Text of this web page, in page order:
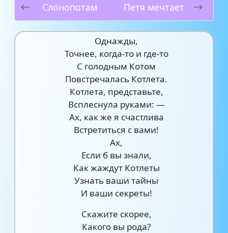
Слонопотам Петя мечтает
Однажды,
Точнее, когда-то и где-то
С голодным Котом
Повстречалась Котлета.
Котлета, представьте,
Всплеснула руками: —
Ах, как же я счастлива
Встретиться с вами!
Ах,
Если б вы знали,
Как жаждут Котлеты
Узнать ваши тайны
И ваши секреты!
Скажите скорее,
Какого вы рода?